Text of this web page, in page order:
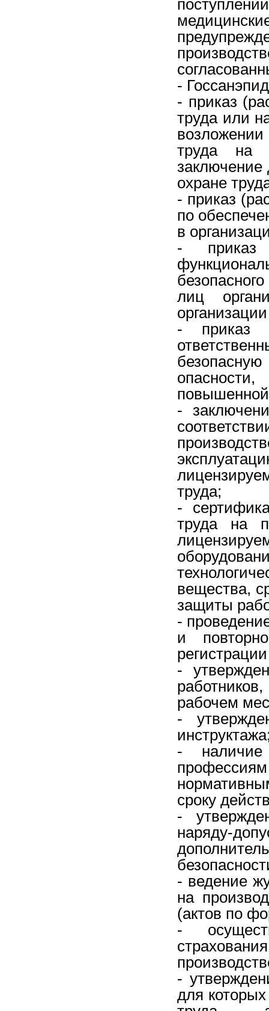
-
- приказ
труда или
труда на
заключение
охране
- приказ
по
в
- приказ
лиц
- приказ
-
труда;
-
труда на
вещества,
защиты
-
и
-
рабочем
-
-
сроку
-
наряду-
- ведение
на
(актов по
-
-
для